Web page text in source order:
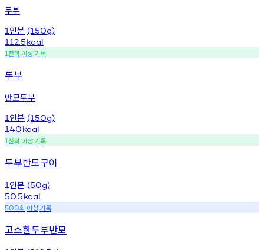
두부
1 인분 (150g)
112.5kcal
1천회 이상기록
두부
반모두부
1 인분 (150g)
140kcal
1천회 이상기록
두부반모구이
1 인분 (50g)
50.5kcal
500회 이상기록
고소한두부반모